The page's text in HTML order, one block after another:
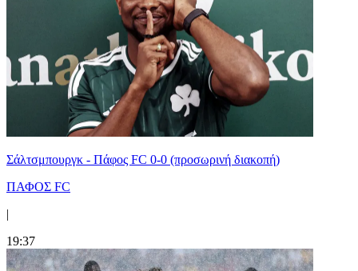
Σάλτσμπουργκ - Πάφος FC 0-0 (προσωρινή διακοπή)
ΠΑΦΟΣ FC
|
19:37